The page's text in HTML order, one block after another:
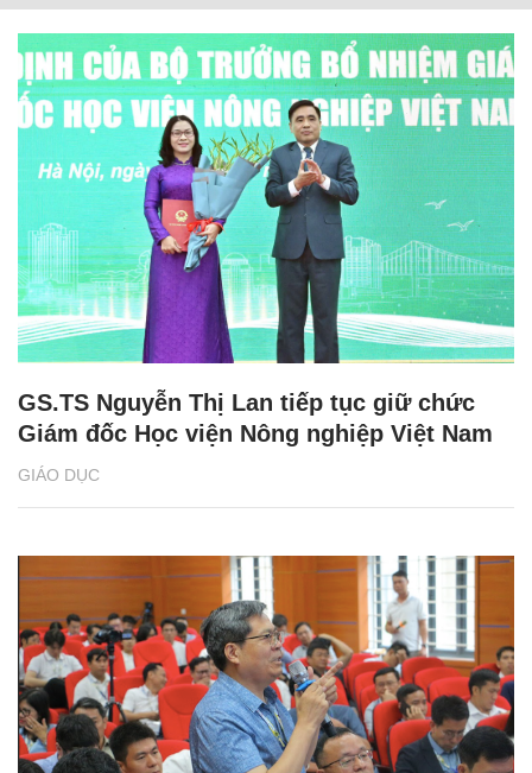
GIÁO DỤC
GS.TS Nguyễn Thị Lan tiếp tục giữ chức
Giám đốc Học viện Nông nghiệp Việt Nam